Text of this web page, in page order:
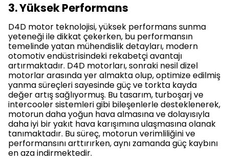
3. Yüksek Performans
D4D motor teknolojisi, yüksek performans sunma
yeteneği ile dikkat çekerken, bu performansın
temelinde yatan mühendislik detayları, modern
otomotiv endüstrisindeki rekabetçi avantajı
artırmaktadır. D4D motorları, sonraki nesil dizel
motorlar arasında yer almakta olup, optimize edilmiş
yanma süreçleri sayesinde güç ve torkta kayda
değer artış sağlıyormuş. Bu tasarım, turboşarj ve
intercooler sistemleri gibi bileşenlerle desteklenerek,
motorun daha yoğun hava almasına ve dolayısıyla
daha iyi bir yakıt hava karışımına ulaşmasına olanak
tanımaktadır. Bu süreç, motorun verimliliğini ve
performansını arttırırken, aynı zamanda güç kaybını
en aza indirmektedir.